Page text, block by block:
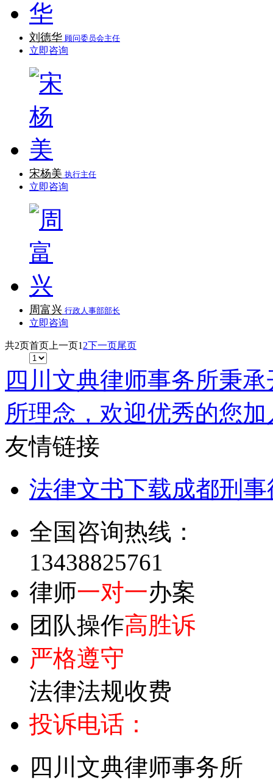
刘德华 顾问委员会主任
立即咨询
宋杨美 执行主任
立即咨询
周富兴 行政人事部部长
立即咨询
共2页首页 上一页1 2下一页尾页
四川文典律师事务所秉
所理念，欢迎优秀的您
友情链接
法律文书下载成都刑
全国咨询热线：
13438825761
律师一对一办案
团队操作高胜诉
严格遵守
法律法规收费
投诉电话：
四川文典律师事务所